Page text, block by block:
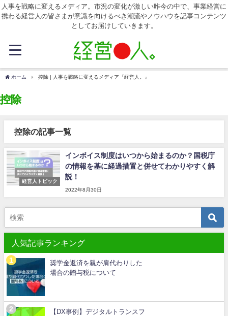
人事を戦略に変えるメディア。市況の変化が激しい昨今の中で、事業経営に
携わる経営人の皆さまが意識を向けるべき潮流やノウハウを記事コンテンツ
としてお届けしていきます。
ホーム 控除 | 人事を戦略に変えるメディア『経営人。』
控除
控除の記事一覧
経営人トピック
インボイス制度はいつから始まるのか？国税庁
の情報を基に経過措置と併せてわかりやすく解
説！
2022年8月30日
人気記事ランキング
奨学金返済を親が肩代わりした
場合の贈与税について
【DX事例】デジタルトランスフ